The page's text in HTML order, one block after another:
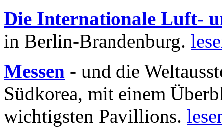
Die Internationale Luft-
in Berlin-Brandenburg.
Messen - und die
Südkorea, mit einem
wichtigsten Pavillions.